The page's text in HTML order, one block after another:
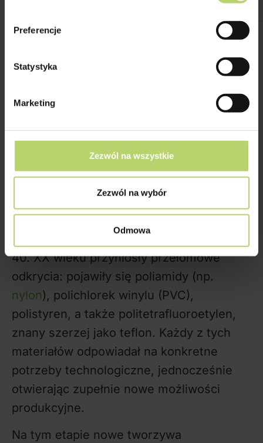
Preferencje
Statystyka
Marketing
Zezwól na wszystkie
Zezwól na wybór
Odmowa
zapoczątkował intensywne prace nad
kolejnymi rodzajami plastików, które miały
jeszcze lepiej odpowiadać na potrzeby
Po sukcesie bakelitu rozwój chemii
polimerów nabrał tempa. W laboratoriach
całego świata trwały intensywne prace
nad tworzeniem nowych materiałów
syntetycznych o coraz bardziej
40. XX wieku przyniosły przełomowe
odkrycia: pojawiły się poliamidy (np.
nylon), polichlorek winylu (PVC),
polistyren, a także politetrafluoroetylen,
znany szerzej jako teflon. Każdy z tych
materiałów odpowiadał na konkretne
potrzeby technologiczne, jednocześnie
otwierając zupełnie nowe możliwości
produkcyjne.
Na tym etapie nowe tworzywa